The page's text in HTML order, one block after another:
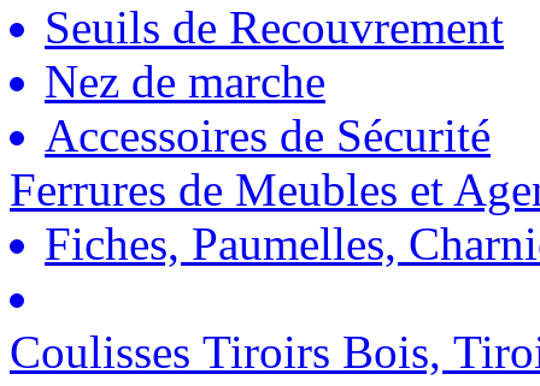
Seuils de Recouvrement
Nez de marche
Accessoires de Sécurité
Ferrures de Meubles et
Fiches, Paumelles,
Coulisses Tiroirs Bois,